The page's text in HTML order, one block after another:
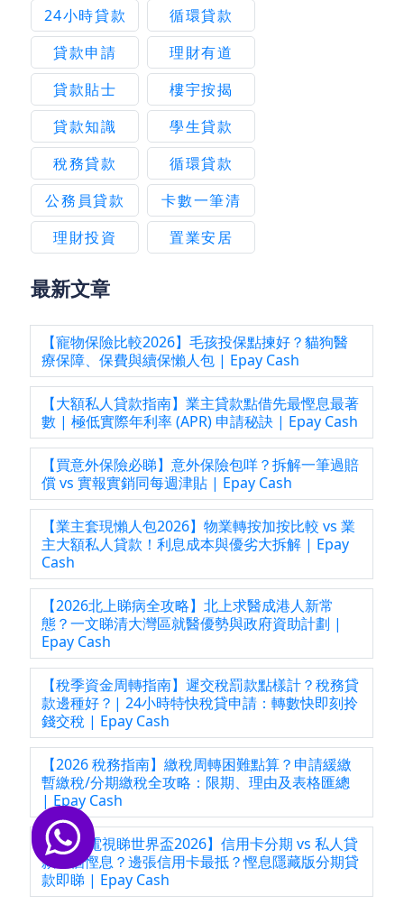
24小時貸款
循環貸款
貸款申請
理財有道
貸款貼士
樓宇按揭
貸款知識
學生貸款
稅務貸款
循環貸款
公務員貸款
卡數一筆清
理財投資
置業安居
最新文章
【寵物保險比較2026】毛孩投保點揀好？貓狗醫
療保障、保費與續保懶人包 | Epay Cash
【大額私人貸款指南】業主貸款點借先最慳息最著
數 | 極低實際年利率 (APR) 申請秘訣 | Epay Cash
【買意外保險必睇】意外保險包咩？拆解一筆過賠
償 vs 實報實銷同每週津貼 | Epay Cash
【業主套現懶人包2026】物業轉按加按比較 vs 業
主大額私人貸款！利息成本與優劣大拆解 | Epay
Cash
【2026北上睇病全攻略】北上求醫成港人新常
態？一文睇清大灣區就醫優勢與政府資助計劃 |
Epay Cash
【稅季資金周轉指南】遲交稅罰款點樣計？稅務貸
款邊種好？| 24小時特快稅貸申請：轉數快即刻拎
錢交稅 | Epay Cash
【2026 稅務指南】繳稅周轉困難點算？申請緩繳
暫繳稅/分期繳稅全攻略：限期、理由及表格匯總
| Epay Cash
【買8K電視睇世界盃2026】信用卡分期 vs 私人貸
款邊個慳息？邊張信用卡最抵？慳息隱藏版分期貸
款即睇 | Epay Cash